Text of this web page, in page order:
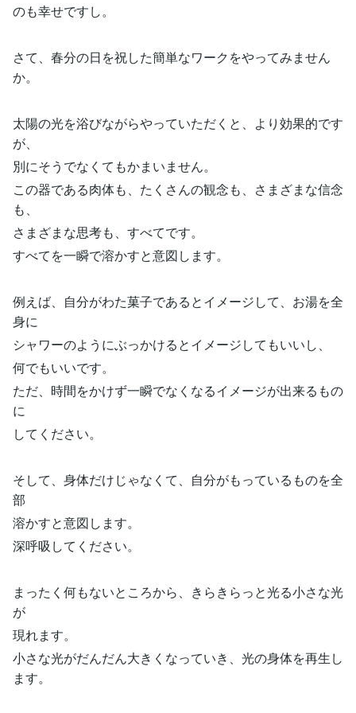
のも幸せですし。
さて、春分の日を祝した簡単なワークをやってみません
か。
太陽の光を浴びながらやっていただくと、より効果的です
が、
別にそうでなくてもかまいません。
この器である肉体も、たくさんの観念も、さまざまな信念
も、
さまざまな思考も、すべてです。
すべてを一瞬で溶かすと意図します。
例えば、自分がわた菓子であるとイメージして、お湯を全
身に
シャワーのようにぶっかけるとイメージしてもいいし、
何でもいいです。
ただ、時間をかけず一瞬でなくなるイメージが出来るもの
に
してください。
そして、身体だけじゃなくて、自分がもっているものを全
部
溶かすと意図します。
深呼吸してください。
まったく何もないところから、きらきらっと光る小さな光
が
現れます。
小さな光がだんだん大きくなっていき、光の身体を再生し
ます。